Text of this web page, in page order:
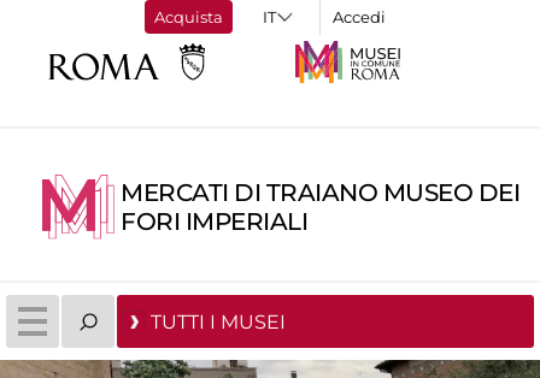
Acquista Accedi
MERCATI DI TRAIANO MUSEO DEI
FORI IMPERIALI
TUTTI I MUSEI